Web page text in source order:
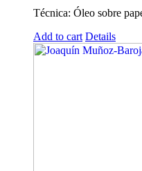
Técnica: Óleo sobre
Add to cart Details